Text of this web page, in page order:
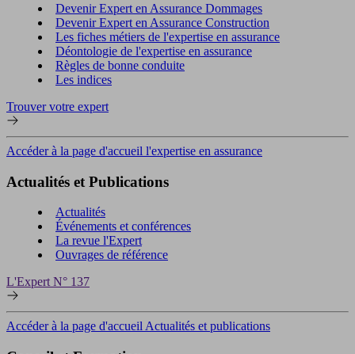
Devenir Expert en Assurance Dommages
Devenir Expert en Assurance Construction
Les fiches métiers de l'expertise en assurance
Déontologie de l'expertise en assurance
Règles de bonne conduite
Les indices
Trouver votre expert
Accéder à la page d'accueil l'expertise en assurance
Actualités et Publications
Actualités
Événements et conférences
La revue l'Expert
Ouvrages de référence
L'Expert N° 137
Accéder à la page d'accueil Actualités et publications